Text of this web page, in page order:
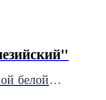
белой